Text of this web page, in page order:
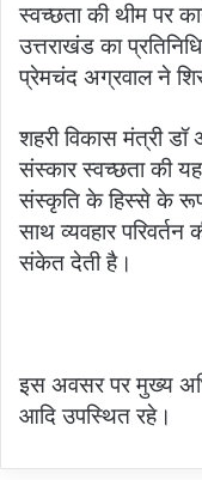
स्वच्छता की थीम पर
उत्तराखंड का
प्रेमचंद अग्रवाल ने
शहरी विकास मंत्री
संस्कार स्वच्छता की
संस्कृति के हिस्से के
साथ व्यवहार
संकेत देती है।
इस अवसर पर मुख्य
आदि उपस्थित रहे।